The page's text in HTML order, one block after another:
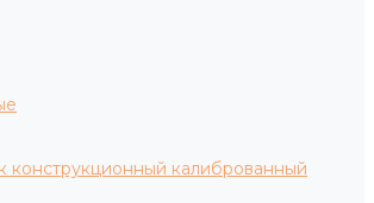
конструкционный калиброванный